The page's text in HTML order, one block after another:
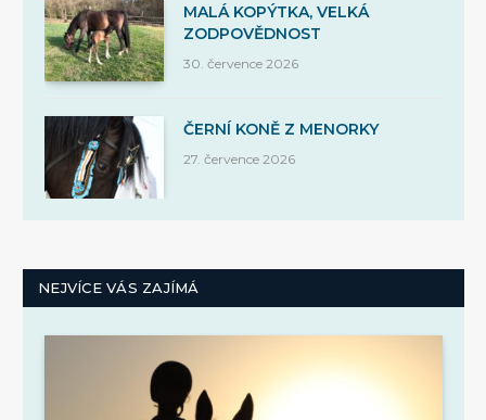
MALÁ KOPÝTKA, VELKÁ
ZODPOVĚDNOST
30. července 2026
ČERNÍ KONĚ Z MENORKY
27. července 2026
NEJVÍCE VÁS ZAJÍMÁ